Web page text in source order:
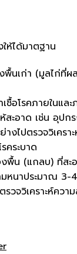
ห้ได้มาตฐาน
พื้นเก่า (มูลไก่ที่
ชื้อโรคภายในแล
ะอาด เช่น อุปก
งไปตรวจวิเครา
คระบาด
พื้น (แกลบ) ที่สะอ
หนาประมาณ 3-
วจวิเคราะห์ควา